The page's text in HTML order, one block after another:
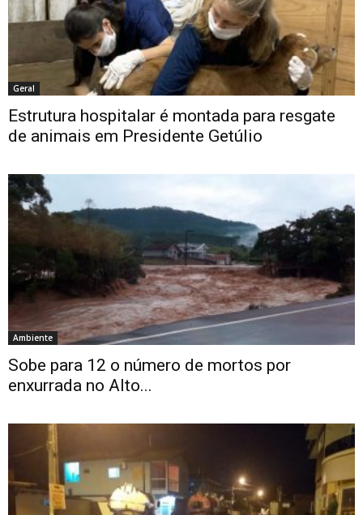
Geral
Estrutura hospitalar é montada para resgate
de animais em Presidente Getúlio
Ambiente
Sobe para 12 o número de mortos por
enxurrada no Alto...